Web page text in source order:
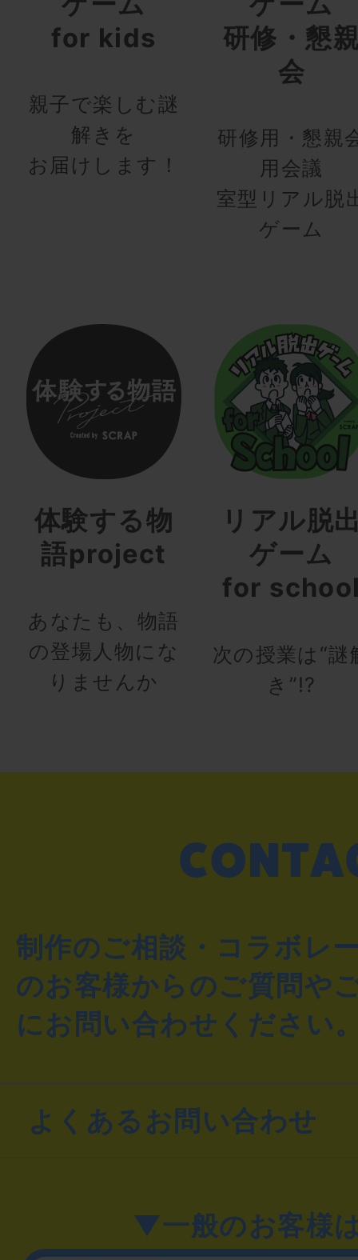
for kids
親子で楽しむ謎
解きを
お届けします！
研修・懇
会
研修用・懇親
用会議
室型リアル脱
ゲーム
体験する物
語project
あなたも、物語
の登場人物にな
りませんか
リアル脱
ゲーム
for
次の授業は“謎
き”!?
制作のご相談・コラボレ
のお客様からのご質問や
にお問い合わせください
よくあるお問い合わせ
▼一般のお客様